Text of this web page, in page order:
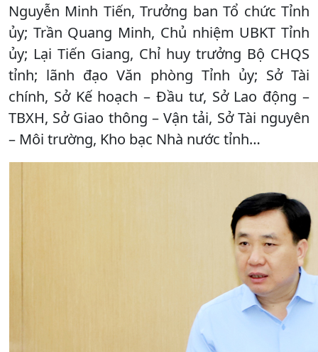
Nguyễn Minh Tiến, Trưởng ban Tổ chức Tỉnh
ủy; Trần Quang Minh, Chủ nhiệm UBKT Tỉnh
ủy; Lại Tiến Giang, Chỉ huy trưởng Bộ CHQS
tỉnh; lãnh đạo Văn phòng Tỉnh ủy; Sở Tài
chính, Sở Kế hoạch – Đầu tư, Sở Lao động –
TBXH, Sở Giao thông – Vận tải, Sở Tài nguyên
– Môi trường, Kho bạc Nhà nước tỉnh…